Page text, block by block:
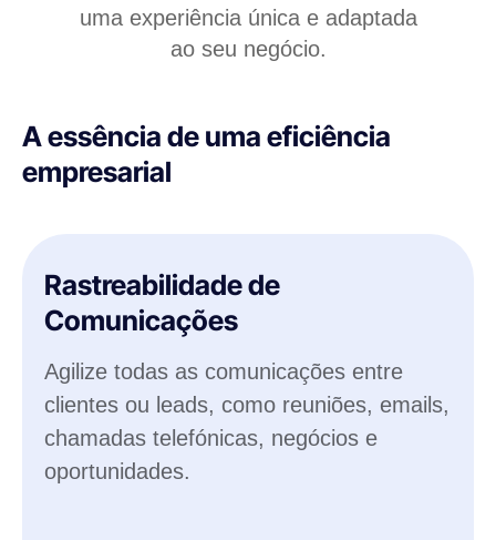
uma experiência única e adaptada
ao seu negócio.
A essência de uma eficiência
empresarial
Rastreabilidade de
Comunicações
Agilize todas as comunicações entre
clientes ou leads, como reuniões, emails,
chamadas telefónicas, negócios e
oportunidades.